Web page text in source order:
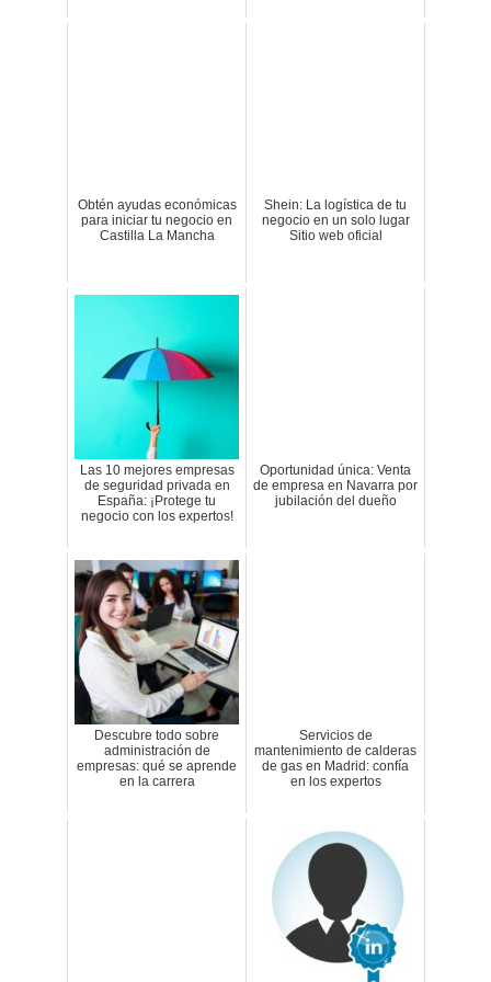
Obtén ayudas económicas
para iniciar tu negocio en
Castilla La Mancha
Shein: La logística de tu
negocio en un solo lugar
Sitio web oficial
Las 10 mejores empresas
de seguridad privada en
España: ¡Protege tu
negocio con los expertos!
Oportunidad única: Venta
de empresa en Navarra por
jubilación del dueño
Descubre todo sobre
administración de
empresas: qué se aprende
en la carrera
Servicios de
mantenimiento de calderas
de gas en Madrid: confía
en los expertos